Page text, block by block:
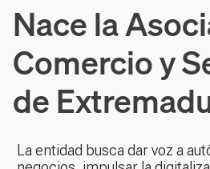
Nace la
Comercio y
de
La entidad busca dar voz a